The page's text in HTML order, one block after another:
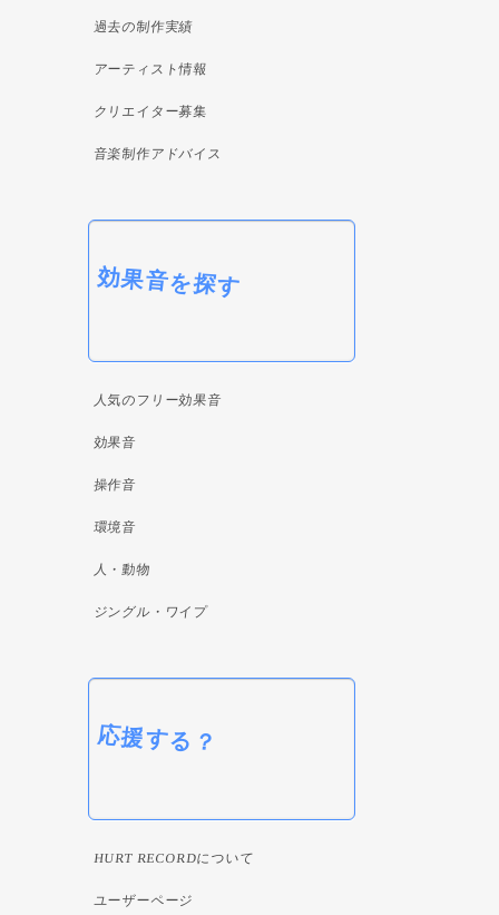
過去の制作実績
アーティスト情報
クリエイター募集
音楽制作アドバイス
効果音を探す
人気のフリー効果音
効果音
操作音
環境音
人・動物
ジングル・ワイプ
応援する？
HURT RECORDについて
ユーザーページ